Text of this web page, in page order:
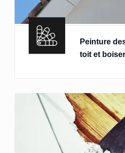
Peinture
toit et